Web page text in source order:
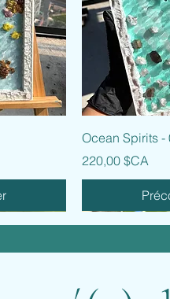
Ocean Spirits -
Prix
220,00 $CA